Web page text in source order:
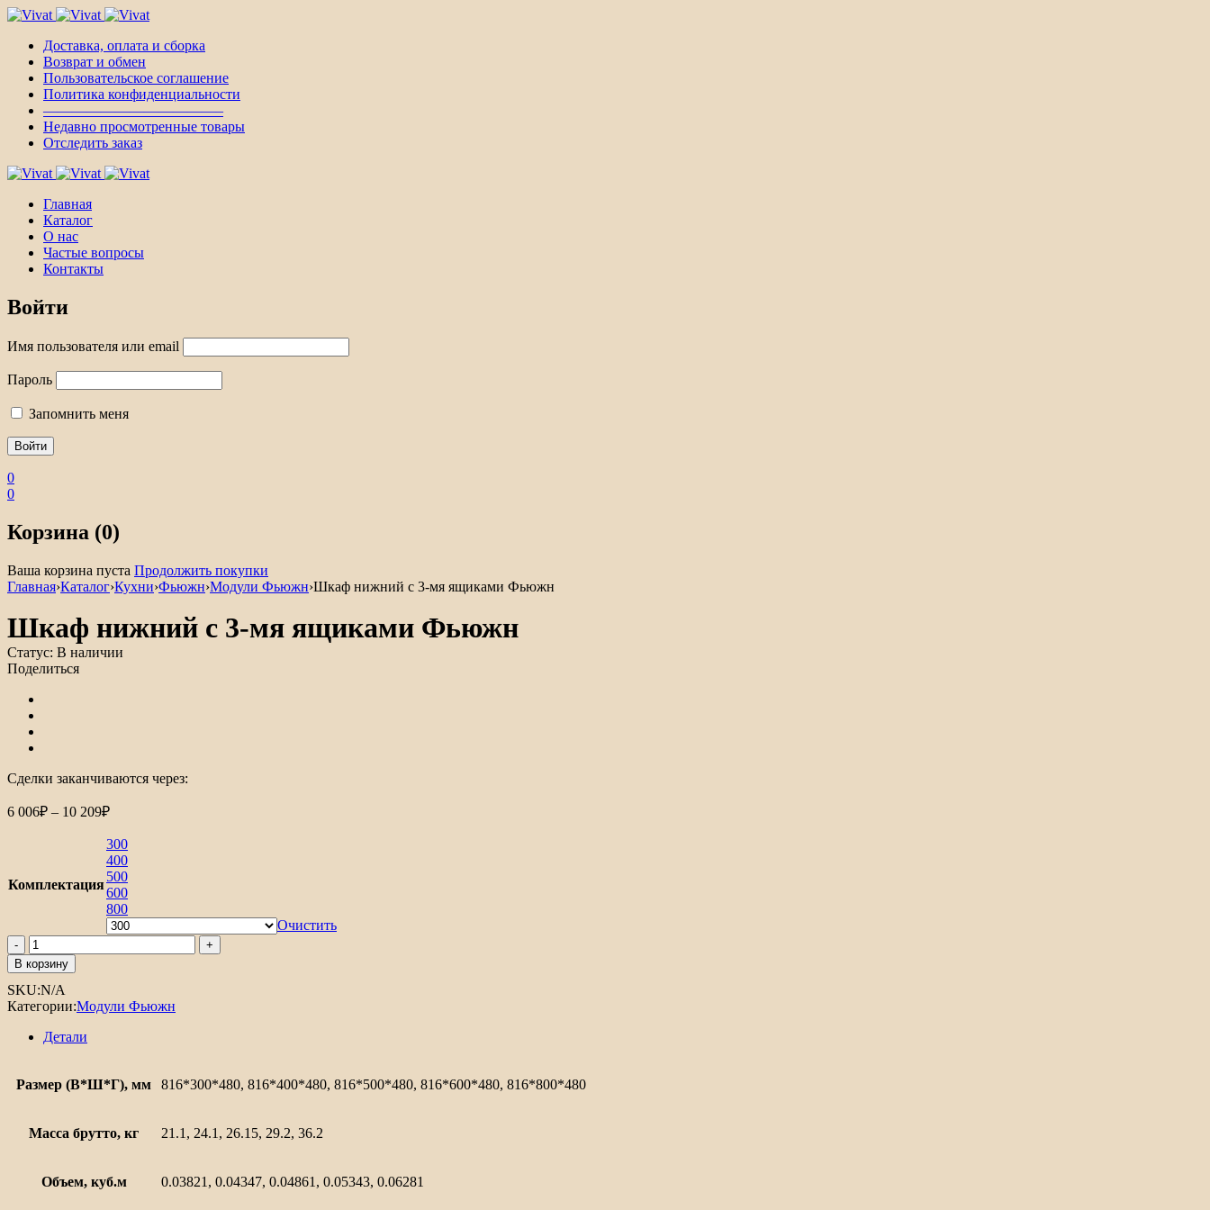
Доставка, оплата и сборка
Возврат и обмен
Пользовательское соглашение
Политика конфиденциальности
————————————–
Недавно просмотренные товары
Отследить заказ
Главная
Каталог
О нас
Частые вопросы
Контакты
Войти
Имя пользователя или email
Пароль
Запомнить меня
0
0
Корзина (0)
Ваша корзина пуста Продолжить покупки
Главная›Каталог›Кухни›Фьюжн›Модули Фьюжн›Шкаф нижний с 3-мя ящиками Фьюжн
Шкаф нижний с 3-мя ящиками Фьюжн
Статус: В наличии
Поделиться
Сделки заканчиваются через:
6 006₽ – 10 209₽Диапазон
6
006₽
–
10
209₽
Комплектация
300
400
500
600
800
Очистить
Количество
товара
Шкаф
нижний
с
мя
В корзину
SKU:N/A
Категории:Модули Фьюжн
Детали
Размер (В*Ш*Г), мм 816*300*480, 816*400*480, 816*500*480, 816*600*480, 816*800*480
Масса брутто, кг 21.1, 24.1, 26.15, 29.2, 36.2
Объем, куб.м 0.03821, 0.04347, 0.04861, 0.05343, 0.06281